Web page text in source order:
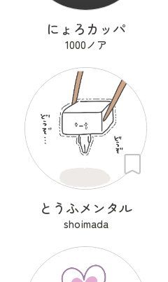
にょろカッパ
1000ノア
とうふメンタル
shoimada